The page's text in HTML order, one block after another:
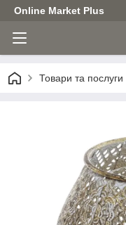
Online Market Plus
Товари та послуги